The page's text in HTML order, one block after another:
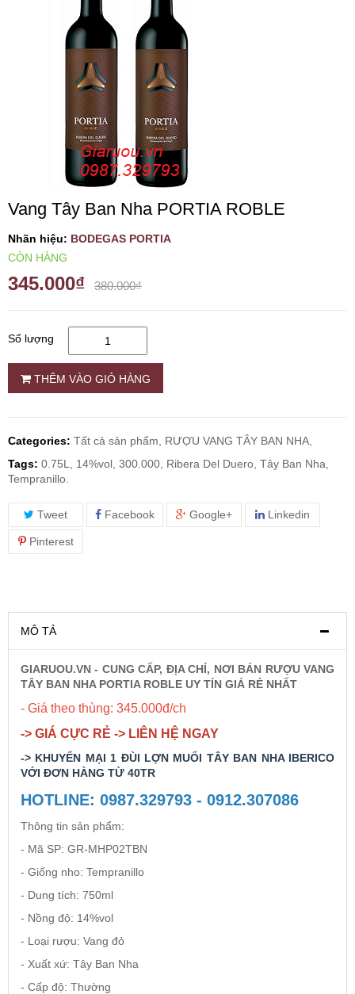
VANG TÂY BAN NHA
RƯỢU VANG MỸ
RƯỢU VANG NGỌT
RƯỢU VANG BỊCH
RƯỢU VANG ÚC
RƯỢU VANG ÁO
RƯỢU CHAMPANGNE
RƯỢU XO BRANDY
RƯỢU VODKA
RƯỢU COGNAC
BIA NGOẠI
Vang Newzeland giá rẻ nhất
Rượu Vang Argentina
VANG CANADA ICEWINE
Vang Tây Ban Nha PORTIA ROBLE
Nhãn hiệu: BODEGAS PORTIA
CÒN HÀNG
345.000₫ 380.000₫
Số lượng
THÊM VÀO GIỎ HÀNG
Categories: Tất cả sản phẩm,
RƯỢU VANG TÂY BAN NHA,
Tags: 0.75L, 14%vol, 300.000, Ribera Del Duero, Tây Ban Nha,
Tempranillo.
Tweet Facebook Google+ Linkedin
Pinterest
MÔ TẢ
GIARUOU.VN - CUNG CẤP, ĐỊA CHỈ, NƠI BÁN RƯỢU VANG
TÂY BAN NHA PORTIA ROBLE UY TÍN GIÁ RẺ NHẤT
- Giá theo thùng: 345.000đ/ch
-> GIÁ CỰC RẺ -> LIÊN HỆ NGAY
-> KHUYẾN MẠI 1 ĐÙI LỢN MUỐI TÂY BAN NHA IBERICO
VỚI ĐƠN HÀNG TỪ 40TR
HOTLINE: 0987.329793 - 0912.307086
Thông tin sản phẩm:
- Mã SP: GR-MHP02TBN
- Giống nho: Tempranillo
- Dung tích: 750ml
- Nồng độ: 14%vol
- Loại rượu: Vang đỏ
- Xuất xứ: Tây Ban Nha
- Cấp độ: Thường